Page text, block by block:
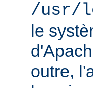
/usr/
le
outre,